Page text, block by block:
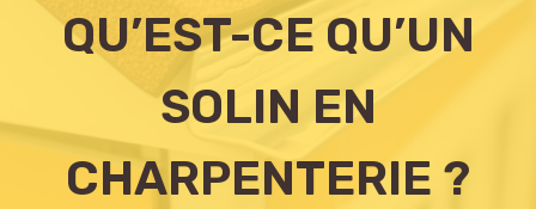
QU’EST-CE QU’UN
SOLIN EN
CHARPENTERIE ?